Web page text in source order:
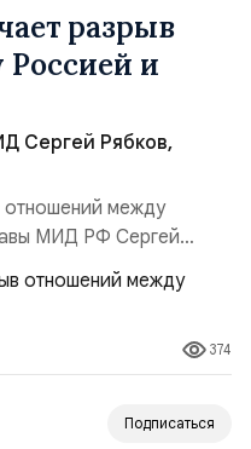
разрыв
и
Сергей Рябков,
между
МИД РФ Сергей
что это не в
словам, Запад
намерения
Рябков сделал еще
любой предлог, чтобы
374
Подписаться